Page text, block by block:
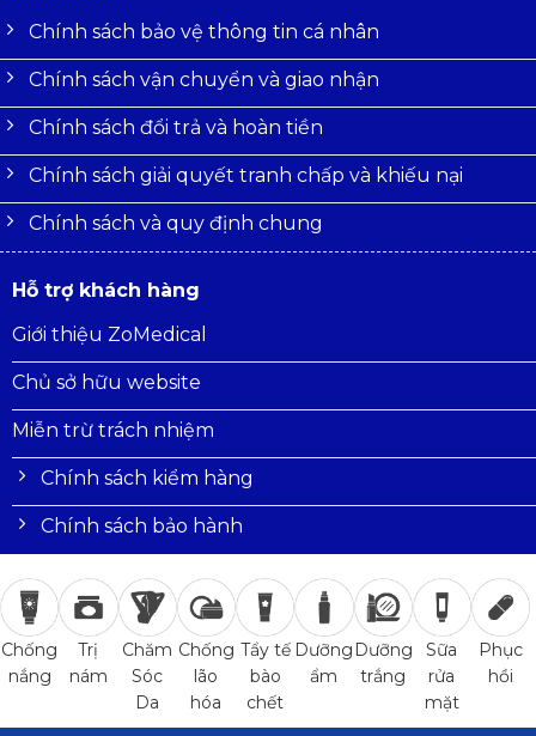
Chính sách bảo vệ thông tin cá nhân
Chính sách vận chuyển và giao nhận
Chính sách đổi trả và hoàn tiền
Chính sách giải quyết tranh chấp và khiếu nại
Chính sách và quy định chung
Hỗ trợ khách hàng
Giới thiệu ZoMedical
Chủ sở hữu website
Miễn trừ trách nhiệm
Chính sách kiểm hàng
Chính sách bảo hành
Chống
nắng
Trị
nám
Chăm
Sóc
Da
Chống
lão
hóa
Tẩy tế
bào
chết
Dưỡng
ẩm
Dưỡng
trắng
Sữa
rửa
mặt
Phục
hồi